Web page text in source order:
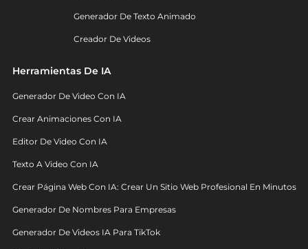
Generador De Texto Animado
Creador De Videos
Herramientas De IA
Generador De Video Con IA
Crear Animaciones Con IA
Editor De Video Con IA
Texto A Video Con IA
Crear Página Web Con IA: Crear Un Sitio Web Profesional En Minutos
Generador De Nombres Para Empresas
Generador De Videos IA Para TikTok